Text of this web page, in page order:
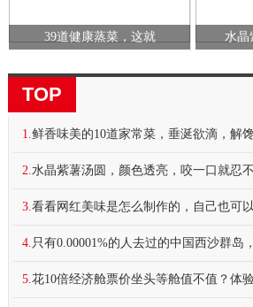
39道健康蒸菜，这就 水晶
TOP
1. 鲜香味美的10道家常菜，垂涎欲滴，解
2. 水晶紫薯汤圆，颜色透亮，咬一口就忍
3. 看看网红美味是怎么制作的，自己也可
4. 只有0.00001%的人去过的中国西沙群岛，
5. 花10倍经济舱票价坐头等舱值不值？体